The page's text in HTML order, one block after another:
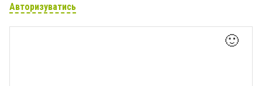
Авторизуватись
🙂